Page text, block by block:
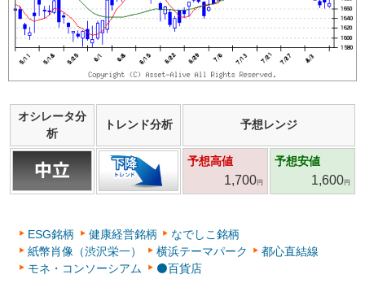
オシレータ分
析
トレンド分析 予想レンジ
予想高値
1,700円
予想安値
1,600円
ESG銘柄 健康経営銘柄
なでしこ銘柄
紙幣肖像（渋沢栄一）
横浜テーマパーク
都心直結線
モネ・コンソーシアム
⚫百貨店